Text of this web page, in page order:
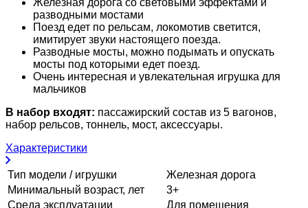
разводными мостами
Поезд едет по рельсам, локомотив светится,
имитирует звуки настоящего поезда.
Разводные мосты, можно подымать и опускать
мосты под которыми едет поезд.
Очень интересная и увлекательная игрушка для
мальчиков
В набор входят: пассажирский состав из 5 вагонов,
набор рельсов, тоннель, мост, аксессуары.
Характеристики
Тип модели / игрушки
Железная дорога
Минимальный возраст, лет
3+
Среда эксплуатации
Для помещения